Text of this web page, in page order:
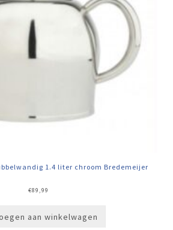
1.4 liter chroom Bredemeijer
€89,99
aan winkelwagen